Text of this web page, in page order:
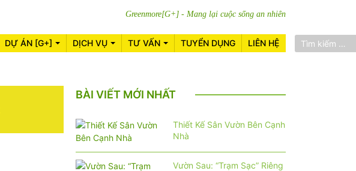
Greenmore[G+] - Mang lại cuộc sống an nhiên
DỰ ÁN [G+] DỊCH VỤ TƯ VẤN TUYỂN DỤNG LIÊN HỆ
BÀI VIẾT MỚI NHẤT
Thiết Kế Sân Vườn Bên Cạnh
Nhà
Vườn Sau: “Trạm Sạc” Riêng